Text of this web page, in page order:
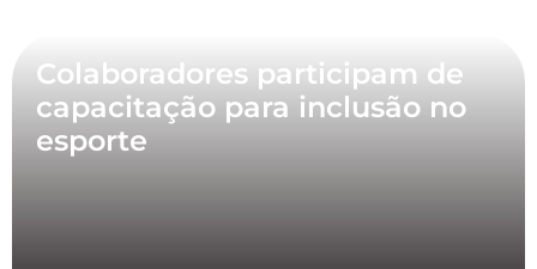
Colaboradores participam de
capacitação para inclusão no
esporte